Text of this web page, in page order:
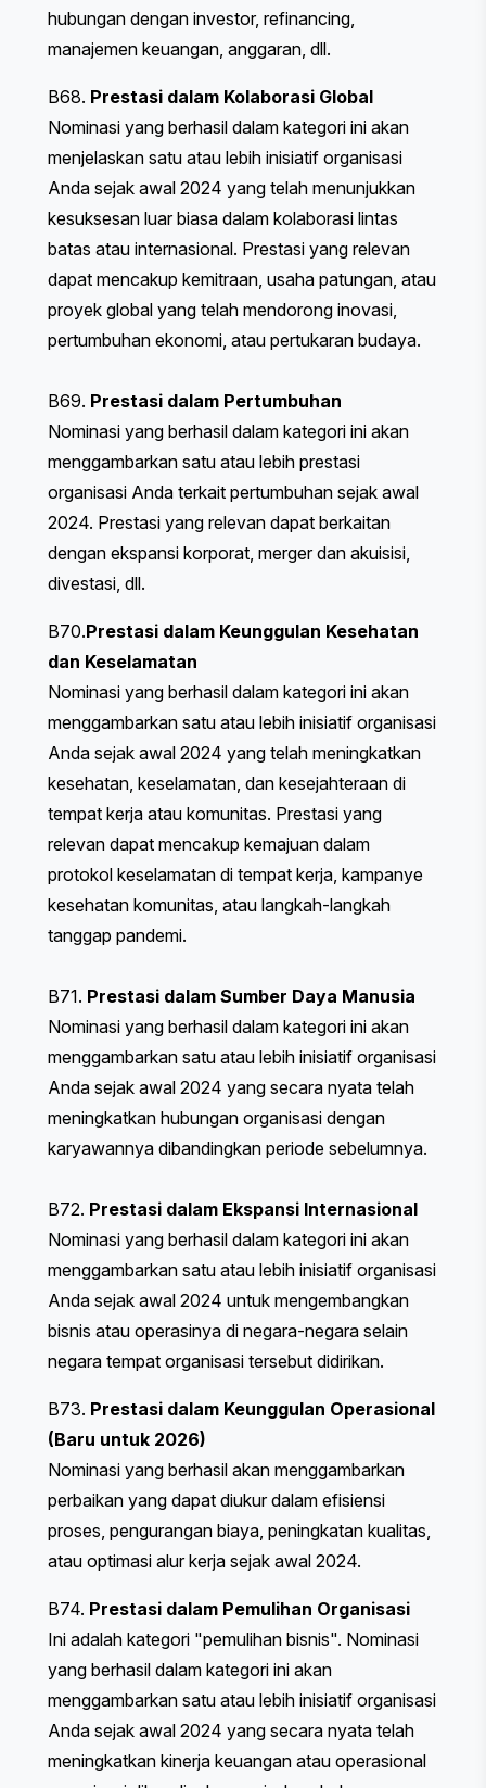
hubungan dengan investor, refinancing,
manajemen keuangan, anggaran, dll.
B68. Prestasi dalam Kolaborasi Global
Nominasi yang berhasil dalam kategori ini akan
menjelaskan satu atau lebih inisiatif organisasi
Anda sejak awal 2024 yang telah menunjukkan
kesuksesan luar biasa dalam kolaborasi lintas
batas atau internasional. Prestasi yang relevan
dapat mencakup kemitraan, usaha patungan, atau
proyek global yang telah mendorong inovasi,
pertumbuhan ekonomi, atau pertukaran budaya.
B69. Prestasi dalam Pertumbuhan
Nominasi yang berhasil dalam kategori ini akan
menggambarkan satu atau lebih prestasi
organisasi Anda terkait pertumbuhan sejak awal
2024. Prestasi yang relevan dapat berkaitan
dengan ekspansi korporat, merger dan akuisisi,
divestasi, dll.
B70.Prestasi dalam Keunggulan Kesehatan
dan Keselamatan
Nominasi yang berhasil dalam kategori ini akan
menggambarkan satu atau lebih inisiatif organisasi
Anda sejak awal 2024 yang telah meningkatkan
kesehatan, keselamatan, dan kesejahteraan di
tempat kerja atau komunitas. Prestasi yang
relevan dapat mencakup kemajuan dalam
protokol keselamatan di tempat kerja, kampanye
kesehatan komunitas, atau langkah-langkah
tanggap pandemi.
B71. Prestasi dalam Sumber Daya Manusia
Nominasi yang berhasil dalam kategori ini akan
menggambarkan satu atau lebih inisiatif organisasi
Anda sejak awal 2024 yang secara nyata telah
meningkatkan hubungan organisasi dengan
karyawannya dibandingkan periode sebelumnya.
B72. Prestasi dalam Ekspansi Internasional
Nominasi yang berhasil dalam kategori ini akan
menggambarkan satu atau lebih inisiatif organisasi
Anda sejak awal 2024 untuk mengembangkan
bisnis atau operasinya di negara-negara selain
negara tempat organisasi tersebut didirikan.
B73. Prestasi dalam Keunggulan Operasional
(Baru untuk 2026)
Nominasi yang berhasil akan menggambarkan
perbaikan yang dapat diukur dalam efisiensi
proses, pengurangan biaya, peningkatan kualitas,
atau optimasi alur kerja sejak awal 2024.
B74. Prestasi dalam Pemulihan Organisasi
Ini adalah kategori "pemulihan bisnis". Nominasi
yang berhasil dalam kategori ini akan
menggambarkan satu atau lebih inisiatif organisasi
Anda sejak awal 2024 yang secara nyata telah
meningkatkan kinerja keuangan atau operasional